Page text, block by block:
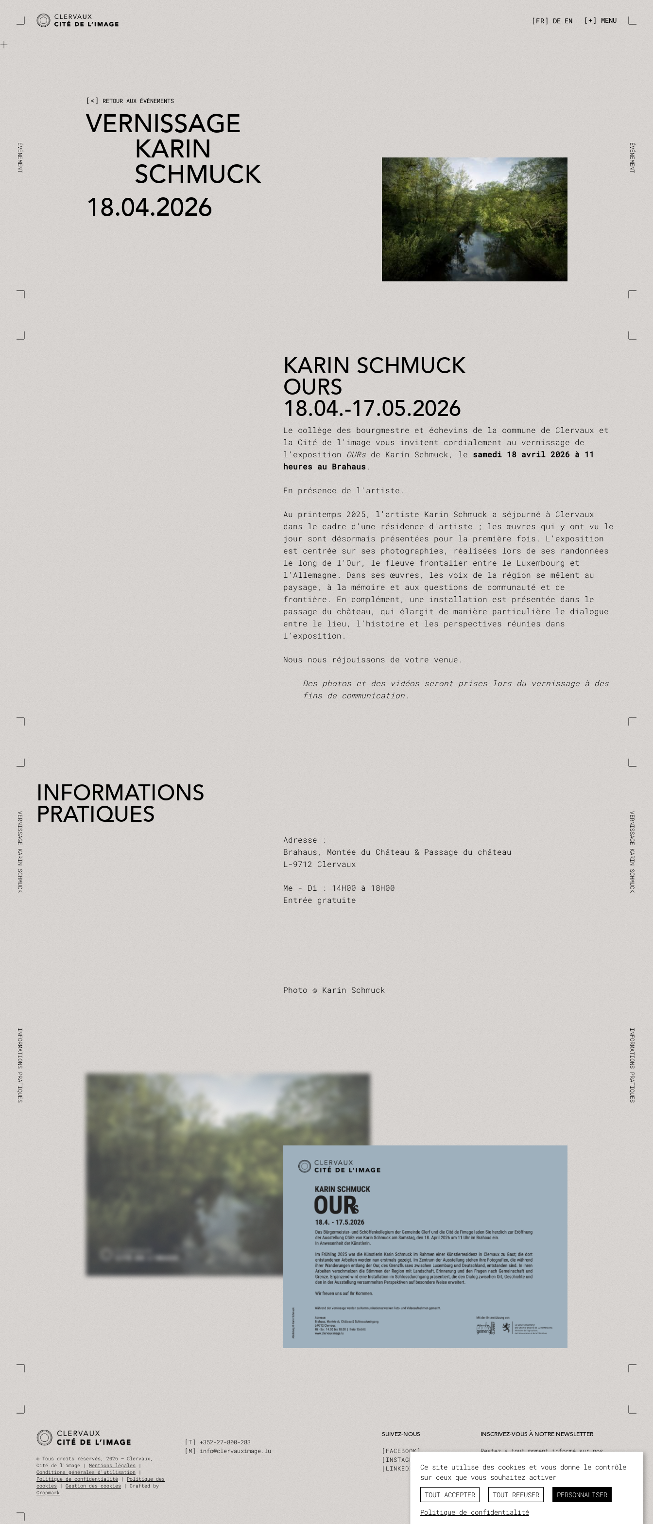
FR
DE EN + MENU
< RETOUR AUX ÉVÉNEMENTS
VERNISSAGE
KARIN
SCHMUCK
18.04.2026
KARIN SCHMUCK
OURS
18.04.-17.05.2026
Le collège des bourgmestre et échevins de la commune de Clervaux et
la Cité de l'image vous invitent cordialement au vernissage de
l'exposition
OURsde Karin Schmuck, le samedi 18 avril 2026 à 11
heures au Brahaus .
En présence de l'artiste.
Au printemps 2025, l'artiste Karin Schmuck a séjourné à Clervaux
dans le cadre d'une résidence d'artiste ; les œuvres qui y ont vu le
jour sont désormais présentées pour la première fois. L'exposition
est centrée sur ses photographies, réalisées lors de ses randonnées
le long de l'Our, le fleuve frontalier entre le Luxembourg et
l'Allemagne. Dans ses œuvres, les voix de la région se mêlent au
paysage, à la mémoire et aux questions de communauté et de
frontière. En complément, une installation est présentée dans le
passage du château, qui élargit de manière particulière le dialogue
entre le lieu, l’histoire et les perspectives réunies dans
l’exposition.
Nous nous réjouissons de votre venue.
Des photos et des vidéos seront prises lors du vernissage à des
fins de communication.
INFORMATIONS
PRATIQUES
Adresse :
Brahaus, Montée du Château & Passage du château
L-9712 Clervaux
Me - Di : 14H00 à 18H00
Entrée gratuite
Photo © Karin Schmuck
© Tous droits réservés, 2026 — Clervaux,
Cité de l'image | Mentions légales |
Conditions générales d'utilisation |
Politique de confidentialité | Politique des
cookies | Gestion des cookies | Crafted by
Cropmark
T
+352-27-800-283
M
info@clervauximage.lu
SUIVEZ-NOUS
FACEBOOK
INSTAGRAM
LINKEDIN
INSCRIVEZ-VOUS À NOTRE NEWSLETTER
Restez à tout moment informé sur nos
JE M'ABONNE
Ce site utilise des cookies et vous donne le contrôle
sur ceux que vous souhaitez activer
TOUT ACCEPTER
TOUT REFUSER
PERSONNALISER
Politique de confidentialité